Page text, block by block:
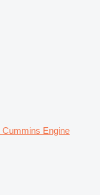
Cummins Engine